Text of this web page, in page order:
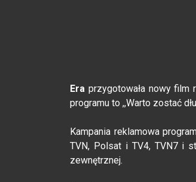
Era przygotowała nowy film
programu to ,,Warto zostać
Kampania reklamowa
TVN, Polsat i TV4, TVN7 i
zewnętrznej.